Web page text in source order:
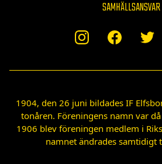
SAMHÄLLSANSVAR
1904, den 26 juni bildades IF
tonåren. Föreningens namn var då
1906 blev föreningen medlem i
namnet ändrades samtidigt